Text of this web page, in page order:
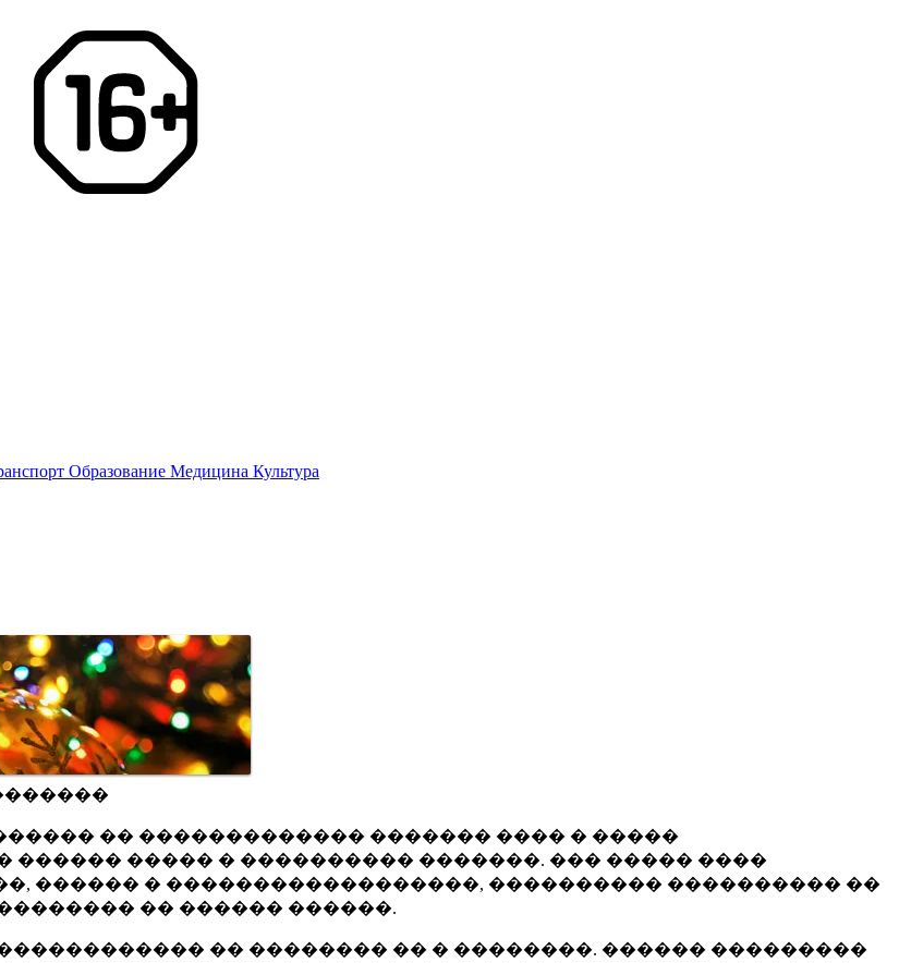
Образование Медицина Культура
�� ������������� ������� ���� � �����
����� � ���������� �������. ��� ����� ����
������ � ������������������, ���������� ���������� ��
�� ������ ������.
�� �������� �� � ��������. ������ ���������